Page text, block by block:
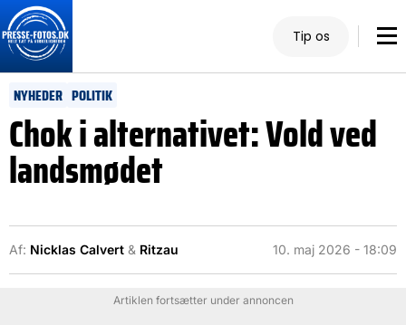
Tip os
NYHEDER POLITIK
Chok i alternativet: Vold ved
landsmødet
Af: Nicklas Calvert & Ritzau 10. maj 2026 - 18:09
Artiklen fortsætter under annoncen